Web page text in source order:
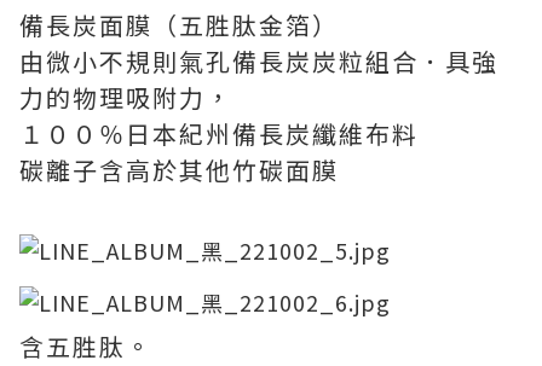
備長炭面膜（五胜肽金箔）
由微小不規則氣孔備長炭炭粒組合．具強
力的物理吸附力，
１００％日本紀州備長炭纖維布料
碳離子含高於其他竹碳面膜
含五胜肽。